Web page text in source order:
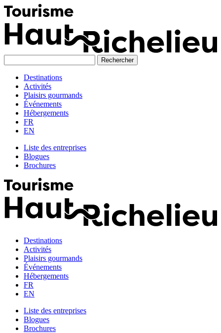
Skip
to
content
Destinations
Activités
Plaisirs gourmands
Événements
Hébergements
FR
EN
Liste des entreprises
Blogues
Brochures
Destinations
Activités
Plaisirs gourmands
Événements
Hébergements
FR
EN
Liste des entreprises
Blogues
Brochures